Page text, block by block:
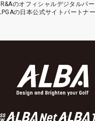
のオフィシャルデジタルパ
の日本公式サイトパートナー